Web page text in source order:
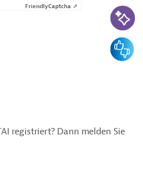
FriendlyCaptcha ⇗
registriert? Dann melden Sie
KI-